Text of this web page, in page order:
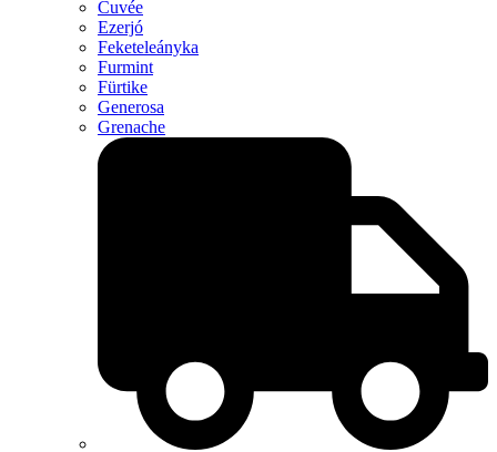
Cuvée
Ezerjó
Feketeleányka
Furmint
Fürtike
Generosa
Grenache